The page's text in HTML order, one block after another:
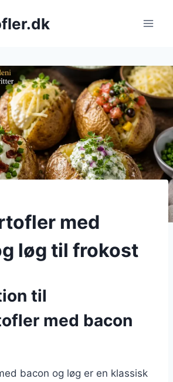
med
løg til frokost
til
med bacon
bacon og løg er en klassisk